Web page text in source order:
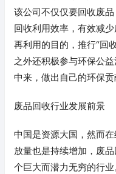
该公司不仅仅要回收废
回收利用效率，有效减
再利用的目的，推行“回
之外还积极参与环保公
中来，做出自己的环保贡
废品回收行业发展前景
中国是资源大国，然而
放量也是持续增加，废
个巨大而潜力无穷的行